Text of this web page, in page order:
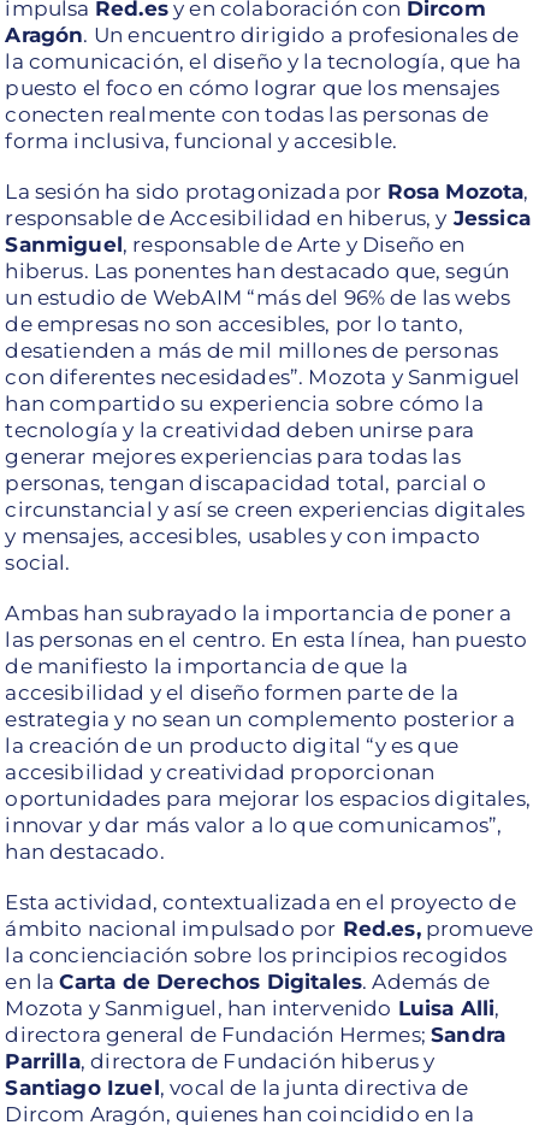
impulsa Red.esy en colaboración con Dircom
Aragón. Un encuentro dirigido a profesionales de
la comunicación, el diseño y la tecnología, que ha
puesto el foco en cómo lograr que los mensajes
conecten realmente con todas las personas de
forma inclusiva, funcional y accesible.
La sesión ha sido protagonizada por Rosa Mozota,
responsable de Accesibilidad en hiberus, y Jessica
Sanmiguel, responsable de Arte y Diseño en
hiberus. Las ponentes han destacado que, según
un estudio de WebAIM “más del 96% de las webs
de empresas no son accesibles, por lo tanto,
desatienden a más de mil millones de personas
con diferentes necesidades”. Mozota y Sanmiguel
han compartido su experiencia sobre cómo la
tecnología y la creatividad deben unirse para
generar mejores experiencias para todas las
personas, tengan discapacidad total, parcial o
circunstancial y así se creen experiencias digitales
y mensajes, accesibles, usables y con impacto
social.
Ambas han subrayado la importancia de poner a
las personas en el centro. En esta línea, han puesto
de manifiesto la importancia de que la
accesibilidad y el diseño formen parte de la
estrategia y no sean un complemento posterior a
la creación de un producto digital “y es que
accesibilidad y creatividad proporcionan
oportunidades para mejorar los espacios digitales,
innovar y dar más valor a lo que comunicamos”,
han destacado.
Esta actividad, contextualizada en el proyecto de
ámbito nacional impulsado por Red.es,promueve
la concienciación sobre los principios recogidos
en laCarta de Derechos Digitales. Además de
Mozota y Sanmiguel, han intervenido Luisa Alli,
directora general de Fundación Hermes;Sandra
Parrilla, directora de Fundación hiberus y
Santiago Izuel, vocal de la junta directiva de
Dircom Aragón, quienes han coincidido en la